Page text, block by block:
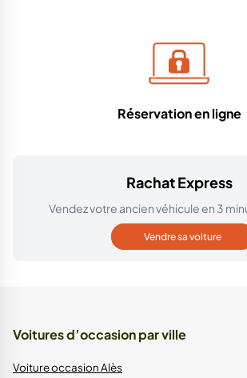
Réservation en ligne
Rachat Express
Vendez votre ancien véhicule en 3
Vendre sa voiture
Voitures d’occasion par ville
Voiture occasion Alès